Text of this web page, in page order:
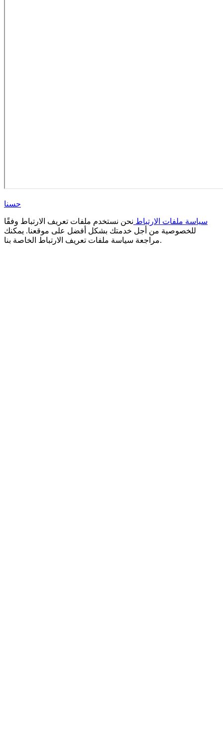
حسنا
سياسة ملفات الارتباط نحن نستخدم ملفات تعريف الارتباط وفقًا
للخصوصية من أجل خدمتك بشكل أفضل على موقعنا. يمكنك
مراجعة سياسة ملفات تعريف الارتباط الخاصة بنا.